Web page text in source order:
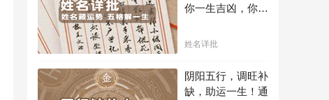
你一生吉凶，你的
吗？
姓名详批
阴阳五行，调旺补
缺，助运一生！通